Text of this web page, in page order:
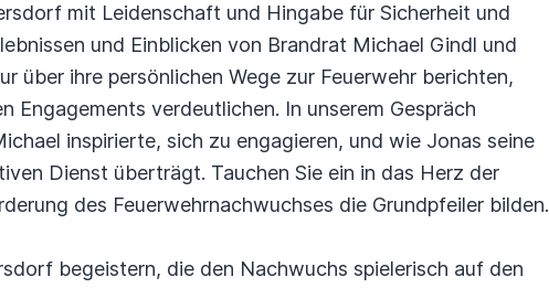
mit Leidenschaft und Hingabe für Sicherheit und
und Einblicken von Brandrat Michael Gindl und
über ihre persönlichen Wege zur Feuerwehr berichten,
Engagements verdeutlichen. In unserem Gespräch
inspirierte, sich zu engagieren, und wie Jonas seine
Dienst überträgt. Tauchen Sie ein in das Herz der
des Feuerwehrnachwuchses die Grundpfeiler bilden.
begeistern, die den Nachwuchs spielerisch auf den